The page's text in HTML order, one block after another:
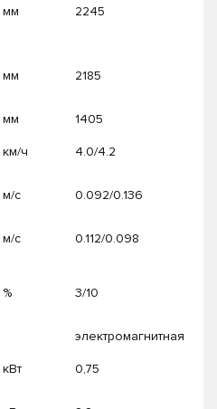
мм 2245
мм 2185
мм
1405
км/ч 4.0/4.2
м/с 0.092/0.136
м/с 0.112/0.098
% 3/10
электромагнитная
кВт 0,75